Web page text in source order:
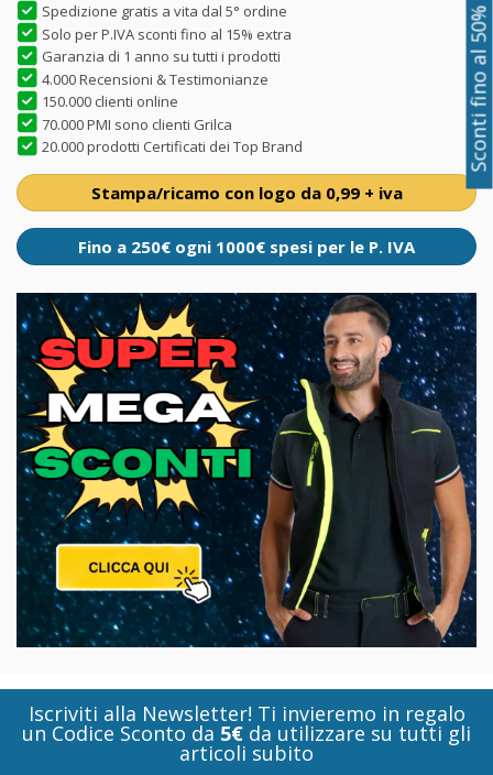
Spedizione gratis a vita dal 5° ordine
Solo per P.IVA sconti fino al 15% extra
Garanzia di 1 anno su tutti i prodotti
4.000 Recensioni & Testimonianze
150.000 clienti online
70.000 PMI sono clienti Grilca
20.000 prodotti Certificati dei Top Brand
Stampa/ricamo con logo da 0,99 + iva
Fino a 250€ ogni 1000€ spesi per le P. IVA
Iscriviti alla Newsletter! Ti invieremo in regalo
un Codice Sconto da 5€ da utilizzare su tutti gli
articoli subito
Sconti fino al 50%